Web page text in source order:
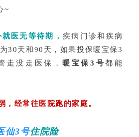
~
医无等待期， 疾病门诊和疾病
30天和90天，如果投保暖宝保3
走没走医保，
暖宝保3号都能
，经常往医院跑的家庭。
仙3号住院险